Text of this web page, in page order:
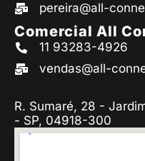
pereira@all-
Comercial All
11 93283-4926
vendas@all-
R. Sumaré, 28 -
- SP, 04918-300